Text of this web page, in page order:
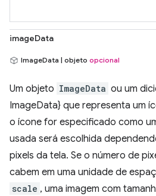
imageData
ImageData | objeto opcional
Um objeto ImageData ou um
ImageData} que representa um
o ícone for especificado como
usada será escolhida
pixels da tela. Se o número de
cabem em uma unidade de
scale , uma imagem com